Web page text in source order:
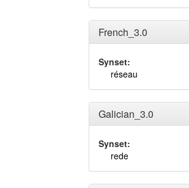
French_3.0
Synset:
réseau
Galician_3.0
Synset:
rede